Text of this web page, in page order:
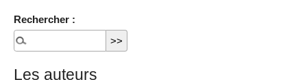
Rechercher :
Les auteurs